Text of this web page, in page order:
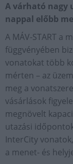
A várható nagy
nappal előbb
A MÁV-START a
függvényében
vonatokat több
mérten – az
meg a
vásárlások
megnövelt
utazási
InterCity
a menet- és